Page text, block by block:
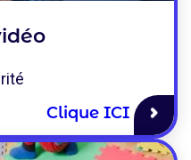
Clique ICI